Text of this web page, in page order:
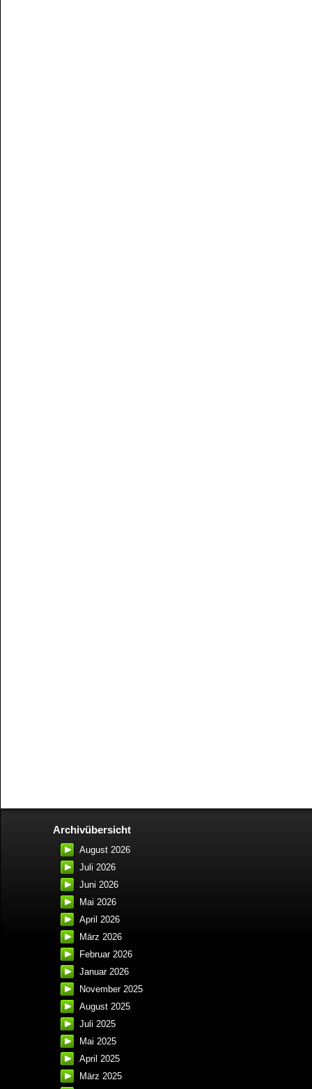
Archivübersicht
August 2026
Juli 2026
Juni 2026
Mai 2026
April 2026
März 2026
Februar 2026
Januar 2026
November 2025
August 2025
Juli 2025
Mai 2025
April 2025
März 2025